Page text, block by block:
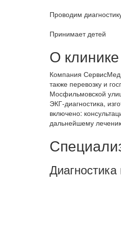
Проводим
Принимает детей
О клинике
Компания СервисМед
также перевозку и
Мосфильмовской
ЭКГ-диагностика,
включено:
дальнейшему